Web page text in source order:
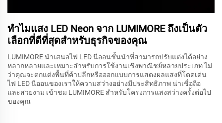
ทำไมแสง LED Neon จาก LUMIMORE ถึงเป็นตัว
เลือกที่ดีที่สุดสำหรับธุรกิจของคุณ
LUMIMORE นำเสนอไฟ LED นีออนชั้นนำที่สามารถปรับแต่งได้อย่าง
หลากหลายและเหมาะสำหรับการใช้งานเชิงพาณิชย์หลายประเภท ไม่
ว่าคุณจะตกแต่งพื้นที่ค้าปลีกหรือออกแบบการแสดงผลแสงที่โดดเด่น
ไฟ LED นีออนของเราให้ความสว่างอย่างมีประสิทธิภาพ น่าเชื่อถือ
และสวยงาม เข้าชม LUMIMORE สำหรับโครงการแสงสว่างครั้งต่อไป
ของคุณ